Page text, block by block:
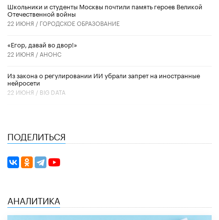
Школьники и студенты Москвы почтили память героев Великой
Отечественной войны
22 ИЮНЯ / ГОРОДСКОЕ ОБРАЗОВАНИЕ
«Егор, давай во двор!»
22 ИЮНЯ / АНОНС
Из закона о регулировании ИИ убрали запрет на иностранные
нейросети
22 ИЮНЯ / BIG DATA
ПОДЕЛИТЬСЯ
АНАЛИТИКА